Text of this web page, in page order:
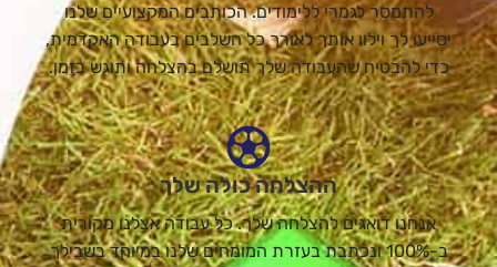
להתמסר לגמרי ללימודים. הכותבים המקצועיים שלנו
יסייעו לך וילוו אותך לאורך כל השלבים בעבודה האקדמית,
כדי להבטיח שהעבודה שלך תושלם בהצלחה ותוגש בזמן.
ההצלחה כולה שלך
אנחנו דואגים להצלחה שלך. כל עבודה אצלנו מקורית
ב-100% ונכתבת בעזרת המומחים שלנו במיוחד בשבילך